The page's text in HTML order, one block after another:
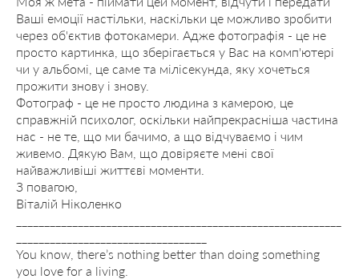
Ваші емоції настільки, наскільки це можливо зробити
через об'єктив фотокамери. Адже фотографія - це не
просто картинка, що зберігається у Вас на комп'ютері
чи у альбомі, це саме та мілісекунда, яку хочеться
прожити знову і знову.
Фотограф - це не просто людина з камерою, це
справжній психолог, оскільки найпрекрасніша частина
нас - не те, що ми бачимо, а що відчуваємо і чим
живемо. Дякую Вам, що довіряєте мені свої
найважливіші життєві моменти.
З повагою,
Віталій Ніколенко
You know, there’s nothing better than doing something
you love for a living.